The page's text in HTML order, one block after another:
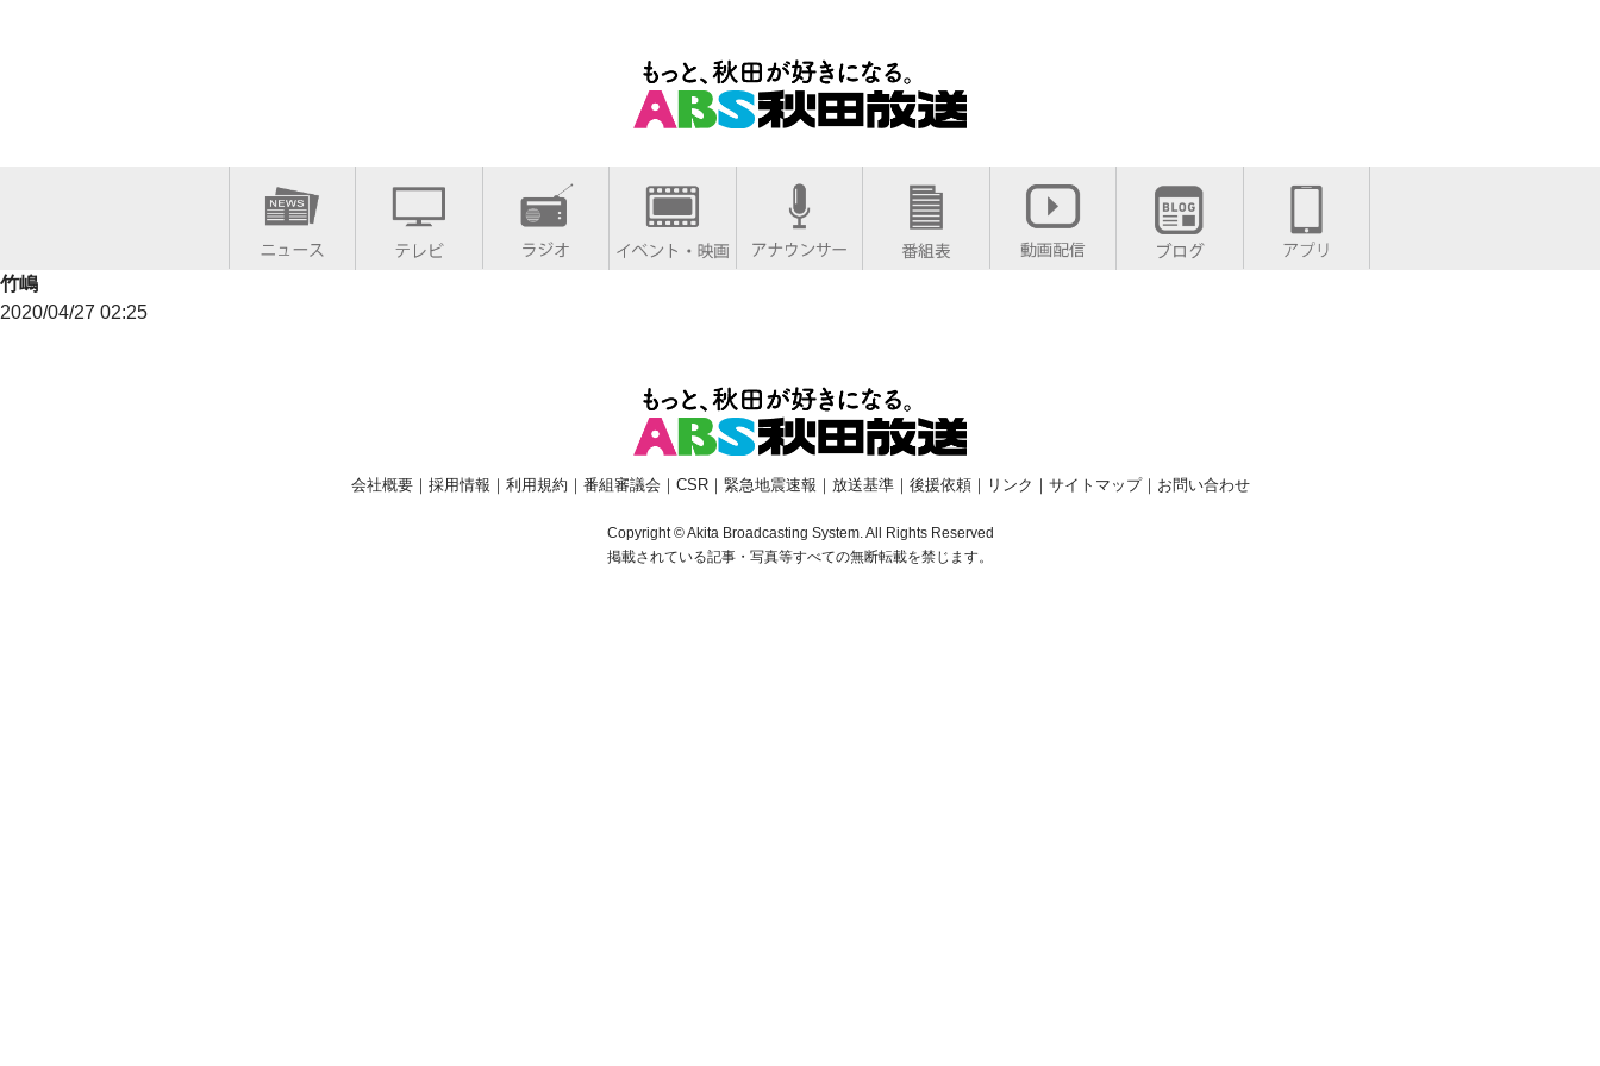
竹嶋
2020/04/27 02:25
会社概要｜ 採用情報 ｜ 利用規約 ｜ 番組審議会 ｜ CSR｜ 緊急地震速報 ｜ 放送基準｜ 後援依頼｜ リンク ｜ サイトマップ｜ お問い合わせ
Copyright © Akita Broadcasting System. All Rights Reserved
掲載されている記事・写真等すべての無断転載を禁じます。